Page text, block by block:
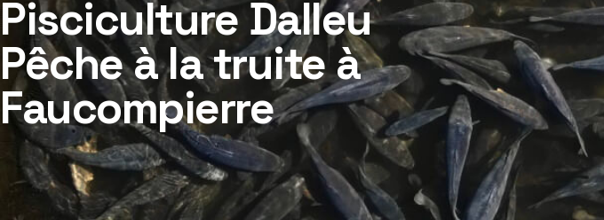
Pisciculture Dalleu
Pêche à la truite à
Faucompierre